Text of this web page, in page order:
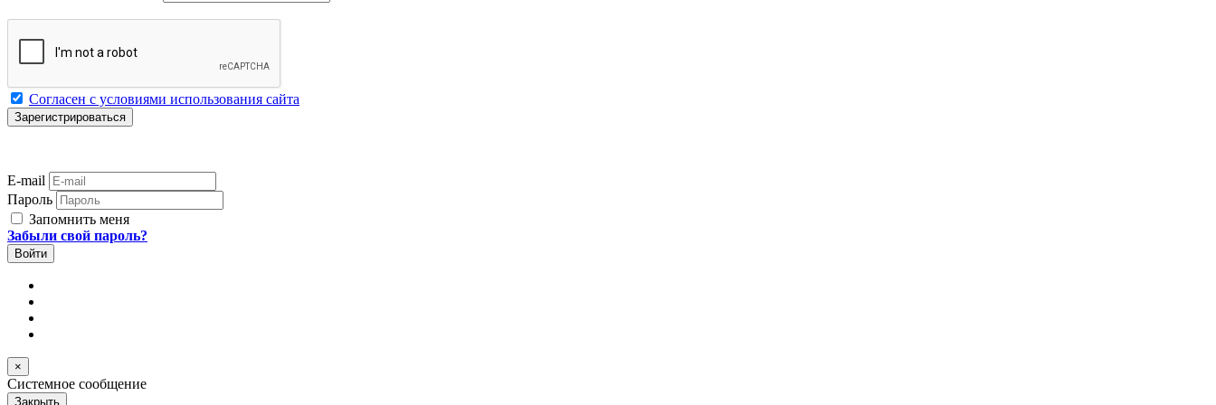
Согласен с условиями использования сайта
E-mail
Пароль
Запомнить меня
Забыли свой пароль?
×
Системное сообщение
Закрыть